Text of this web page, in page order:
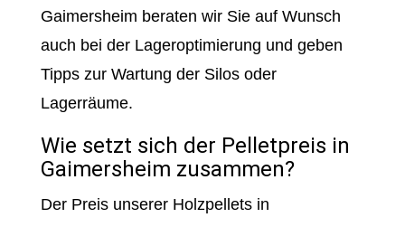
Gaimersheim beraten wir Sie auf Wunsch
auch bei der Lageroptimierung und geben
Tipps zur Wartung der Silos oder
Lagerräume.
Wie setzt sich der Pelletpreis in
Gaimersheim zusammen?
Der Preis unserer Holzpellets in